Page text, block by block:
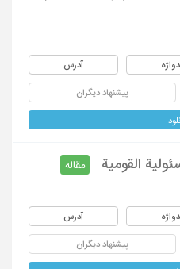
آدرس
پیشنهاد دیگران
القومیة
مقاله
آدرس
پیشنهاد دیگران